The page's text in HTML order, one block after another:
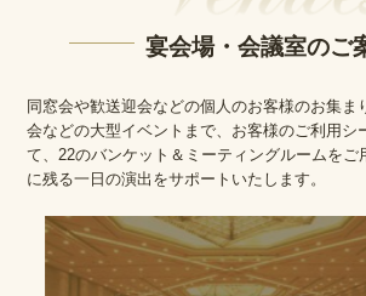
宴会場・会議室のご
同窓会や歓送迎会などの個人のお客様のお集ま
会などの大型イベントまで、お客様のご利用シ
て、22のバンケット＆ミーティングルームをご
に残る一日の演出をサポートいたします。